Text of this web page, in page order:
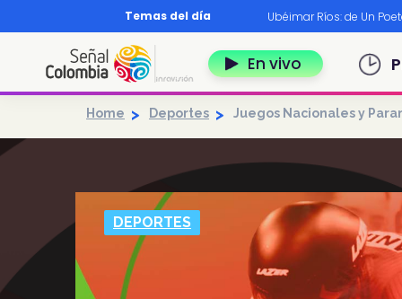
Pasar al contenido principal
Temas del día
Diccionario nariñense | Murió Leo Dan Ubéimar Ríos: de Un
En vivo Navegación
Home Deportes Juegos Nacionales y
DEPORTES